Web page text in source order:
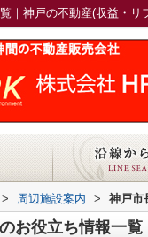
｜神戸の不動産(収益・リ
> 周辺施設案内 > 神戸市
お役立ち情報一覧